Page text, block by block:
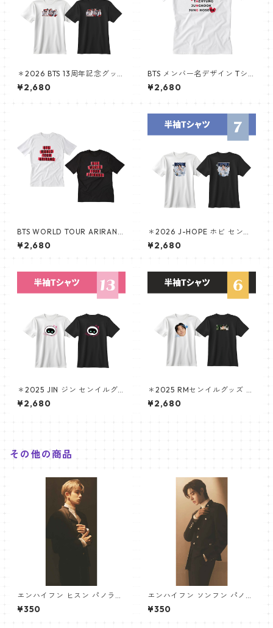
＊2026 BTS 13周年記念グッズ
＊ 半袖Tシャツ
¥2,680
BTS メンバー名デザイン Tシャ
ツ 半袖 コットンTシャツ 推し
活グッズ ライブ コンサート 韓
国ファッション
¥2,680
BTS WORLD TOUR ARIRANG
デザイン Tシャツ 半袖 コット
ンTシャツ S-XL ホワイト ブラ
ック 推し活 ライブ コンサート
¥2,680
＊2026 J-HOPE ホビ センイ
ルグッズ ＊ 半袖Tシャツ
¥2,680
＊2025 JIN ジン センイルグ
ッズ ＊ 半袖Tシャツ [K☆PLU
S 限定]
¥2,680
＊2025 RMセンイルグッズ ＊
半袖Tシャツ [K☆PARK / K-ST
AR PLUS 限定]
¥2,680
その他の商品
エンハイフン ヒスン パノラマ
ポスター (ENHYPEN HEESEU
NG Poster) 700*330mm
¥350
エンハイフン ソンフン パノラ
マポスター (ENHYPEN SUNGH
OON Poster) 700*330mm
¥350